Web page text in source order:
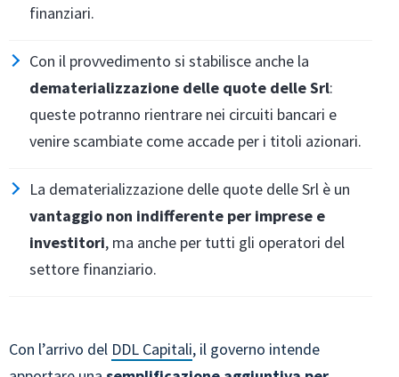
finanziari.
Con il provvedimento si stabilisce anche la
dematerializzazione delle quote delle Srl:
queste potranno rientrare nei circuiti bancari e
venire scambiate come accade per i titoli azionari.
La dematerializzazione delle quote delle Srl è un
vantaggio non indifferente per imprese e
investitori, ma anche per tutti gli operatori del
settore finanziario.
Con l’arrivo del DDL Capitali, il governo intende